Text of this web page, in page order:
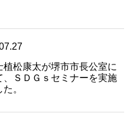
植松康太が堺市市長公室に
、ＳＤＧｓセミナーを実施
。